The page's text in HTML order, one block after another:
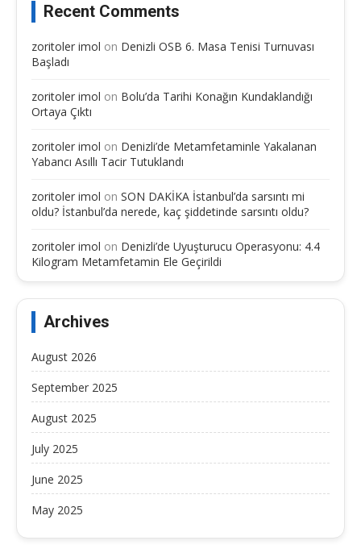
Recent Comments
zoritoler imol on Denizli OSB 6. Masa Tenisi Turnuvası
Başladı
zoritoler imol on Bolu’da Tarihi Konağın Kundaklandığı
Ortaya Çıktı
zoritoler imol on Denizli’de Metamfetaminle Yakalanan
Yabancı Asıllı Tacir Tutuklandı
zoritoler imol on SON DAKİKA İstanbul’da sarsıntı mi
oldu? İstanbul’da nerede, kaç şiddetinde sarsıntı oldu?
zoritoler imol on Denizli’de Uyuşturucu Operasyonu: 4.4
Kilogram Metamfetamin Ele Geçirildi
Archives
August 2026
September 2025
August 2025
July 2025
June 2025
May 2025